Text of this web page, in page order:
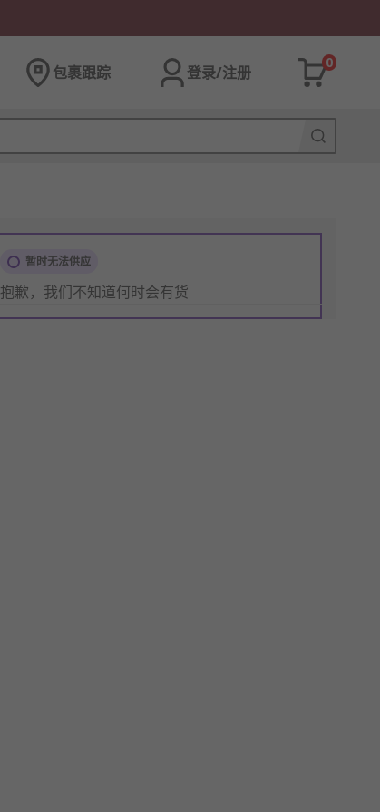
包裹跟踪 登录/注册
0
暂时无法供应
抱歉，我们不知道何时会有货